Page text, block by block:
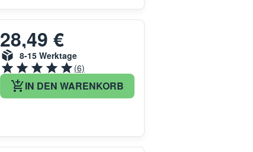
28,49 €
8-15 Werktage
(6)
IN DEN WARENKORB